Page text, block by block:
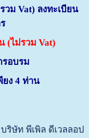
วม Vat) ลงทะเบียน
(ไม่รวม Vat)
รอบรม
ยง 4 ท่าน
ริษัท พีเพิล ดีเวลลอป